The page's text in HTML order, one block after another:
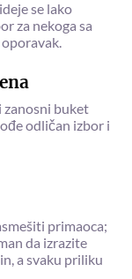
se lako
za nekoga sa
zanosni buket
odličan izbor i
primaoca;
da izrazite
a svaku priliku